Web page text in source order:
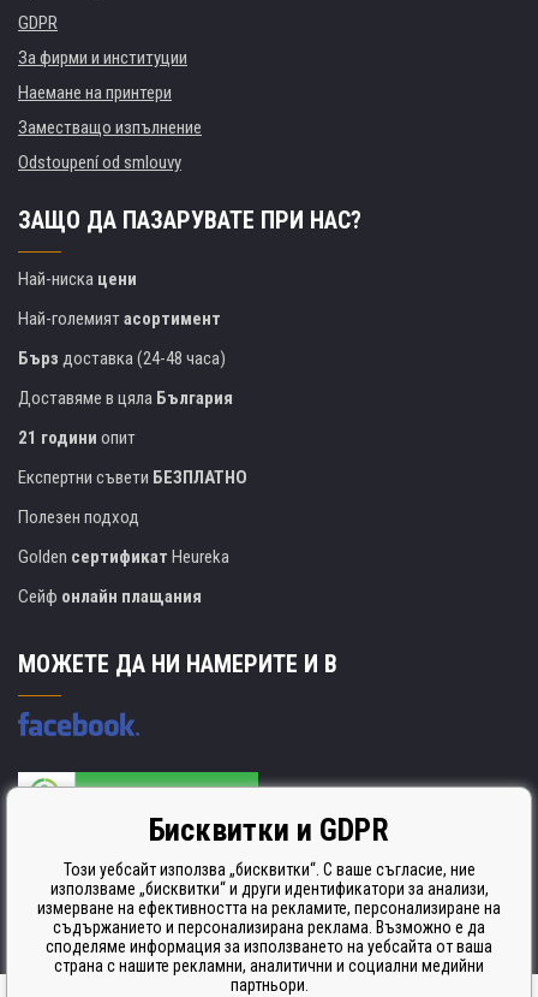
GDPR
За фирми и институции
Наемане на принтери
Заместващо изпълнение
Odstoupení od smlouvy
ЗАЩО ДА ПАЗАРУВАТЕ ПРИ НАС?
Най-ниска цени
Най-големиятасортимент
Бърз доставка (24-48 часа)
Доставяме в цяла България
21 години опит
Експертни съвети БЕЗПЛАТНО
Полезен подход
Golden сертификат Heureka
Сейф онлайн плащания
МОЖЕТЕ ДА НИ НАМЕРИТЕ И В
Производителят на касети е сертифициран
ISO 9001. ISO 14001 и STMC.
Бисквитки и GDPR
Този уебсайт използва „бисквитки“. С ваше съгласие, ние
използваме „бисквитки“ и други идентификатори за анализи,
измерване на ефективността на рекламите, персонализиране на
съдържанието и персонализирана реклама. Възможно е да
споделяме информация за използването на уебсайта от ваша
страна с нашите рекламни, аналитични и социални медийни
партньори.